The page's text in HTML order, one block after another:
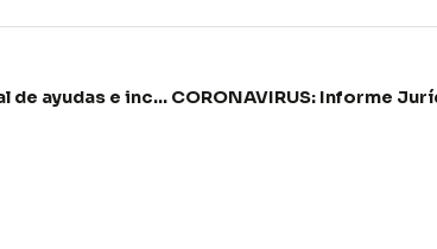
CORONAVIRUS: Plan HOPE GVA. Portal de ayudas e incentivos a empresas y autónomos.